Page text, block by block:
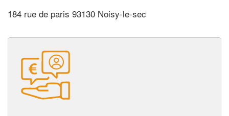
184 rue de paris 93130 Noisy-le-sec